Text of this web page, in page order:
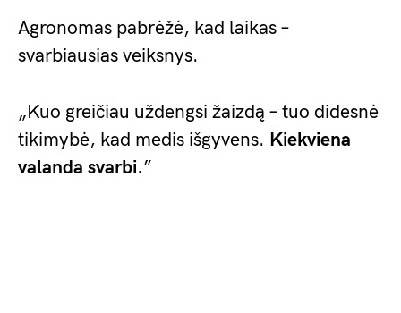
Agronomas pabrėžė, kad laikas –
svarbiausias veiksnys.
„Kuo greičiau uždengsi žaizdą – tuo didesnė
tikimybė, kad medis išgyvens. Kiekviena
valanda svarbi.”